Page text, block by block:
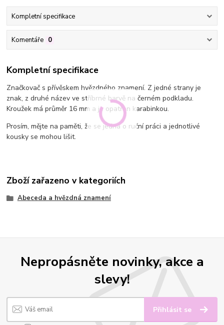
Kompletní specifikace
Komentáře 0
Kompletní specifikace
Značkovač s přívěskem hvězdného znamení. Z jedné strany je
znak, z druhé název ve stříbrné barvě na černém podkladu.
Kroužek má průměr 16 mm a je opatřen karabinkou.
Prosím, mějte na paměti, že se jedná o ruční práci a jednotlivé
kousky se mohou lišit.
Zboží zařazeno v kategoriích
Abeceda a hvězdná znamení
Nepropásněte novinky, akce a
slevy!
Přihlásit se